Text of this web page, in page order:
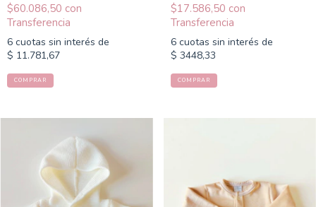
$60.086,50 con
6 cuotas sin interés de
$ 11.781,67
COMPRAR
$17.586,50 con
6 cuotas sin interés de
$ 3448,33